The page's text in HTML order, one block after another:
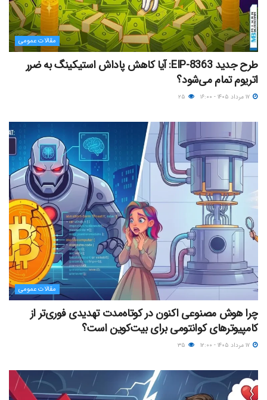
مقالات عمومی
طرح جدید EIP-8363: آیا کاهش پاداش استیکینگ به ضرر
اتریوم تمام می‌شود؟
مقالات عمومی
چرا هوش مصنوعی اکنون در کوتاه‌مدت تهدیدی فوری‌تر از
کامپیوترهای کوانتومی برای بیت‌کوین است؟